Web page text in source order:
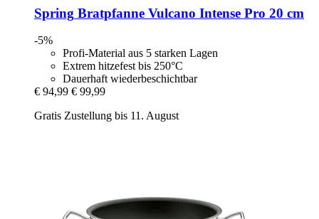
Spring Bratpfanne Vulcano Intense Pro 20 cm
-5%
Profi-Material aus 5 starken Lagen
Extrem hitzefest bis 250°C
Dauerhaft wiederbeschichtbar
€ 94,99 € 99,99
Gratis Zustellung bis 11. August